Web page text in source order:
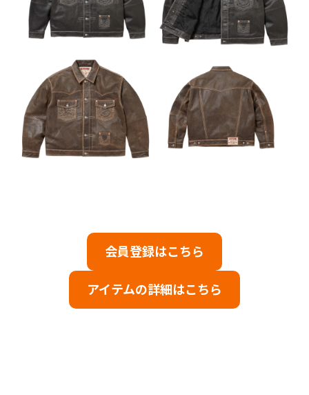
会員登録はこちら
アイテムの詳細はこちら